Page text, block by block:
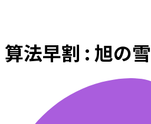
算法早割 : 旭の雪